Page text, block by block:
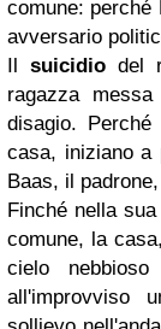
comune: perché
avversario
Ilsuicidio del
ragazza
disagio.
casa, iniziano a
Baas, il
Finché nella
comune, la
cielo
all'improvviso